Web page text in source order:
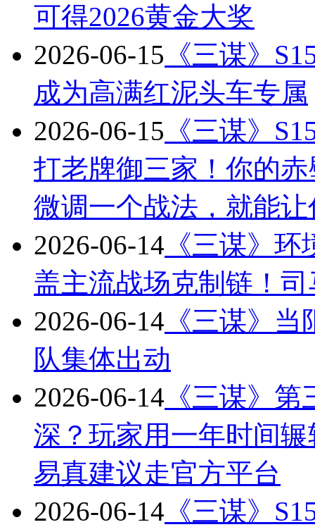
可得2026黄金大奖
2026-06-15 《三谋》
成为高满红泥头车专属
2026-06-15 《三谋》
打老牌御三家！你的
微调一个战法，就能
2026-06-14 《三谋》
盖主流战场克制链！
2026-06-14 《三谋》
队集体出动
2026-06-14 《三谋》
深？玩家用一年时间
易真建议走官方平台
2026-06-14 《三谋》